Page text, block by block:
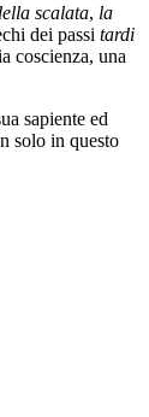
scalata, la
dei passi tardi
coscienza, una
sapiente ed
solo in questo